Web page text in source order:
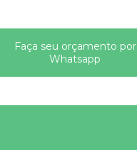
Faça seu orçamento por
Whatsapp